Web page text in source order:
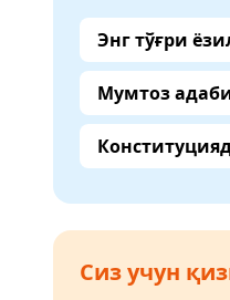
Энг тўғри
Мумтоз
Сиз учун